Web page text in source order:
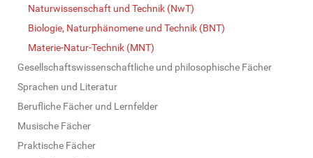
Naturwissenschaft und Technik (NwT)
Biologie, Naturphänomene und Technik (BNT)
Materie-Natur-Technik (MNT)
Gesellschaftswissenschaftliche und philosophische Fächer
Sprachen und Literatur
Berufliche Fächer und Lernfelder
Musische Fächer
Praktische Fächer